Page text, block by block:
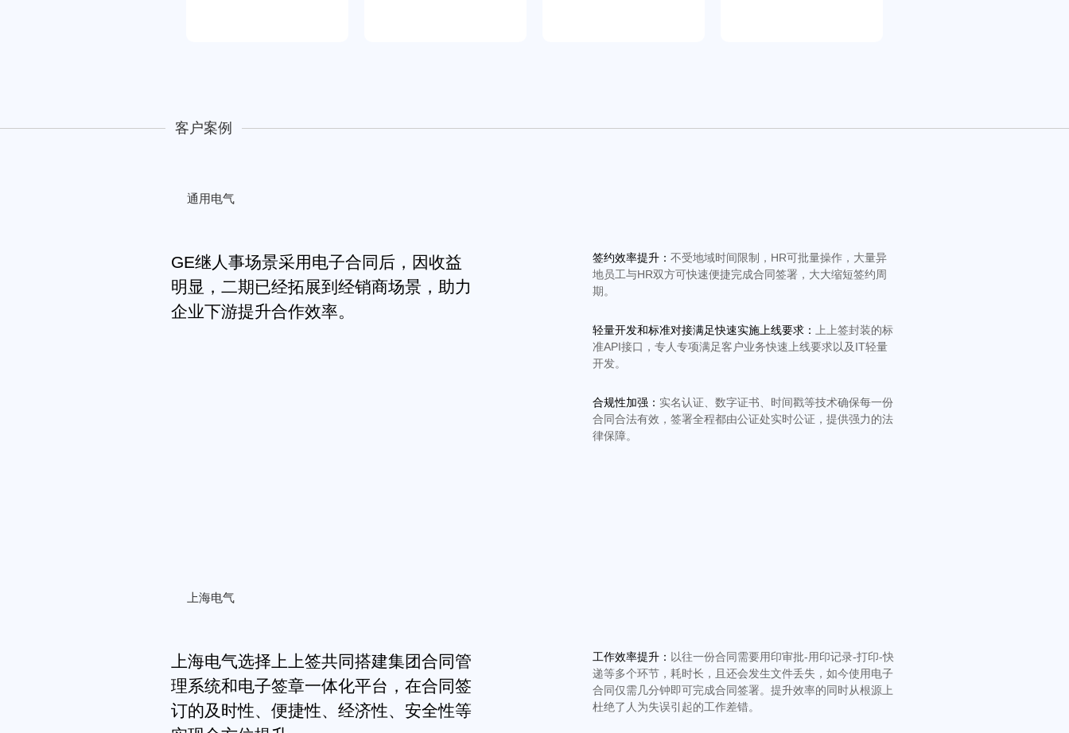
客户案例
通用电气
GE继人事场景采用电子合同后，因收益
明显，二期已经拓展到经销商场景，助力
企业下游提升合作效率。
签约效率提升：不受地域时间限制，HR可批量操作，大量异
地员工与HR双方可快速便捷完成合同签署，大大缩短签约周
期。
轻量开发和标准对接满足快速实施上线要求：上上签封装的标
准API接口，专人专项满足客户业务快速上线要求以及IT轻量
开发。
合规性加强： 实名认证、数字证书、时间戳等技术确保每一份
合同合法有效，签署全程都由公证处实时公证，提供强力的法
律保障。
上海电气
上海电气选择上上签共同搭建集团合同管
理系统和电子签章一体化平台，在合同签
订的及时性、便捷性、经济性、安全性等
工作效率提升： 以往一份合同需要用印审批-用印记录-打印-快
递等多个环节，耗时长，且还会发生文件丢失，如今使用电子
合同仅需几分钟即可完成合同签署。提升效率的同时从根源上
杜绝了人为失误引起的工作差错。